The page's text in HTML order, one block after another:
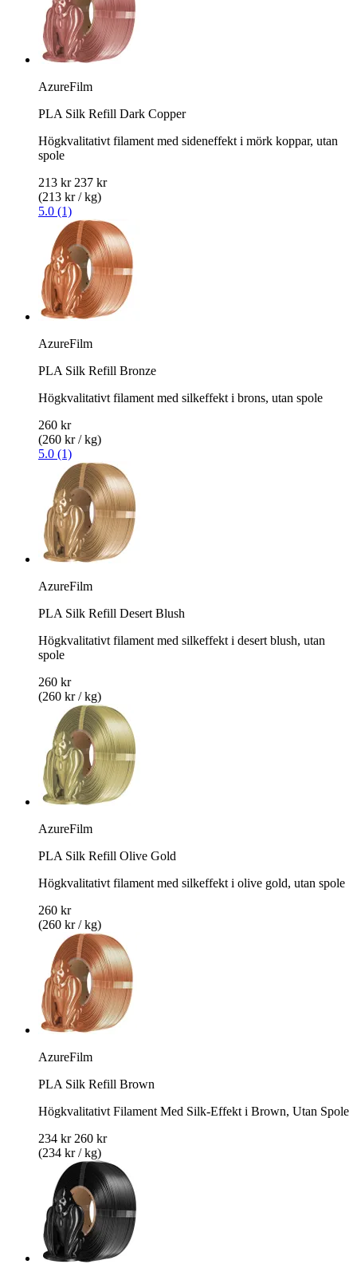
AzureFilm
PLA Silk Refill Dark Copper
Högkvalitativt filament med sideneffekt i mörk koppar, utan
spole
213 kr 237 kr
(213 kr / kg)
5.0 (1)
AzureFilm
PLA Silk Refill Bronze
Högkvalitativt filament med silkeffekt i brons, utan spole
260 kr
(260 kr / kg)
5.0 (1)
AzureFilm
PLA Silk Refill Desert Blush
Högkvalitativt filament med silkeffekt i desert blush, utan
spole
260 kr
(260 kr / kg)
AzureFilm
PLA Silk Refill Olive Gold
Högkvalitativt filament med silkeffekt i olive gold, utan spole
260 kr
(260 kr / kg)
AzureFilm
PLA Silk Refill Brown
Högkvalitativt Filament Med Silk-Effekt i Brown, Utan Spole
234 kr 260 kr
(234 kr / kg)